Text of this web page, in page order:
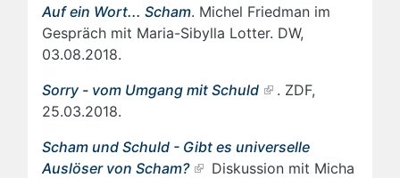
Auf ein Wort... Scham. Michel Friedman im
Gespräch mit Maria-Sibylla Lotter. DW,
03.08.2018.
Sorry - vom Umgang mit Schuld
. ZDF,
25.03.2018.
Scham und Schuld - Gibt es universelle
Auslöser von Scham?
Diskussion mit Micha